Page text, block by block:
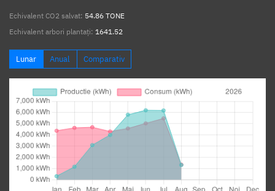
Echivalent CO2 salvat: 54.86 TONE
Echivalent arbori plantați: 1641.52
Lunar Anual Comparativ